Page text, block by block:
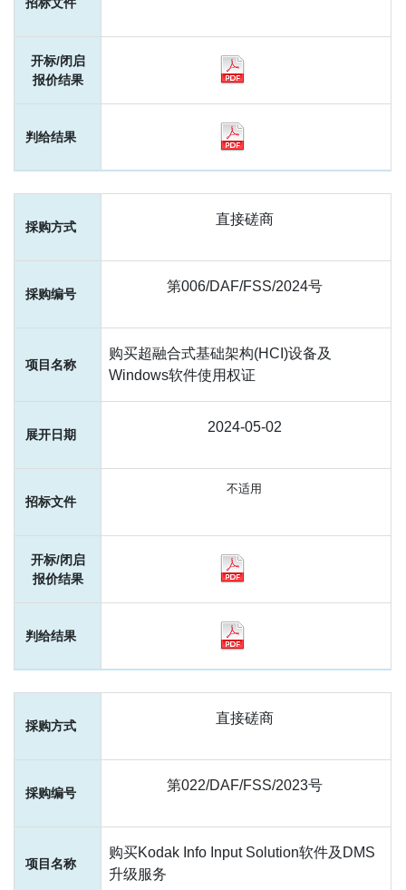
直接磋商
第006/DAF/FSS/2024号
购买超融合式基础架构(HCI)设备及
Windows软件使用权证
2024-05-02
不适用
直接磋商
第022/DAF/FSS/2023号
购买Kodak Info Input Solution软件及DMS
升级服务